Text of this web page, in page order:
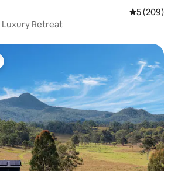
5 ud af 5 i
5 (209)
Retreat